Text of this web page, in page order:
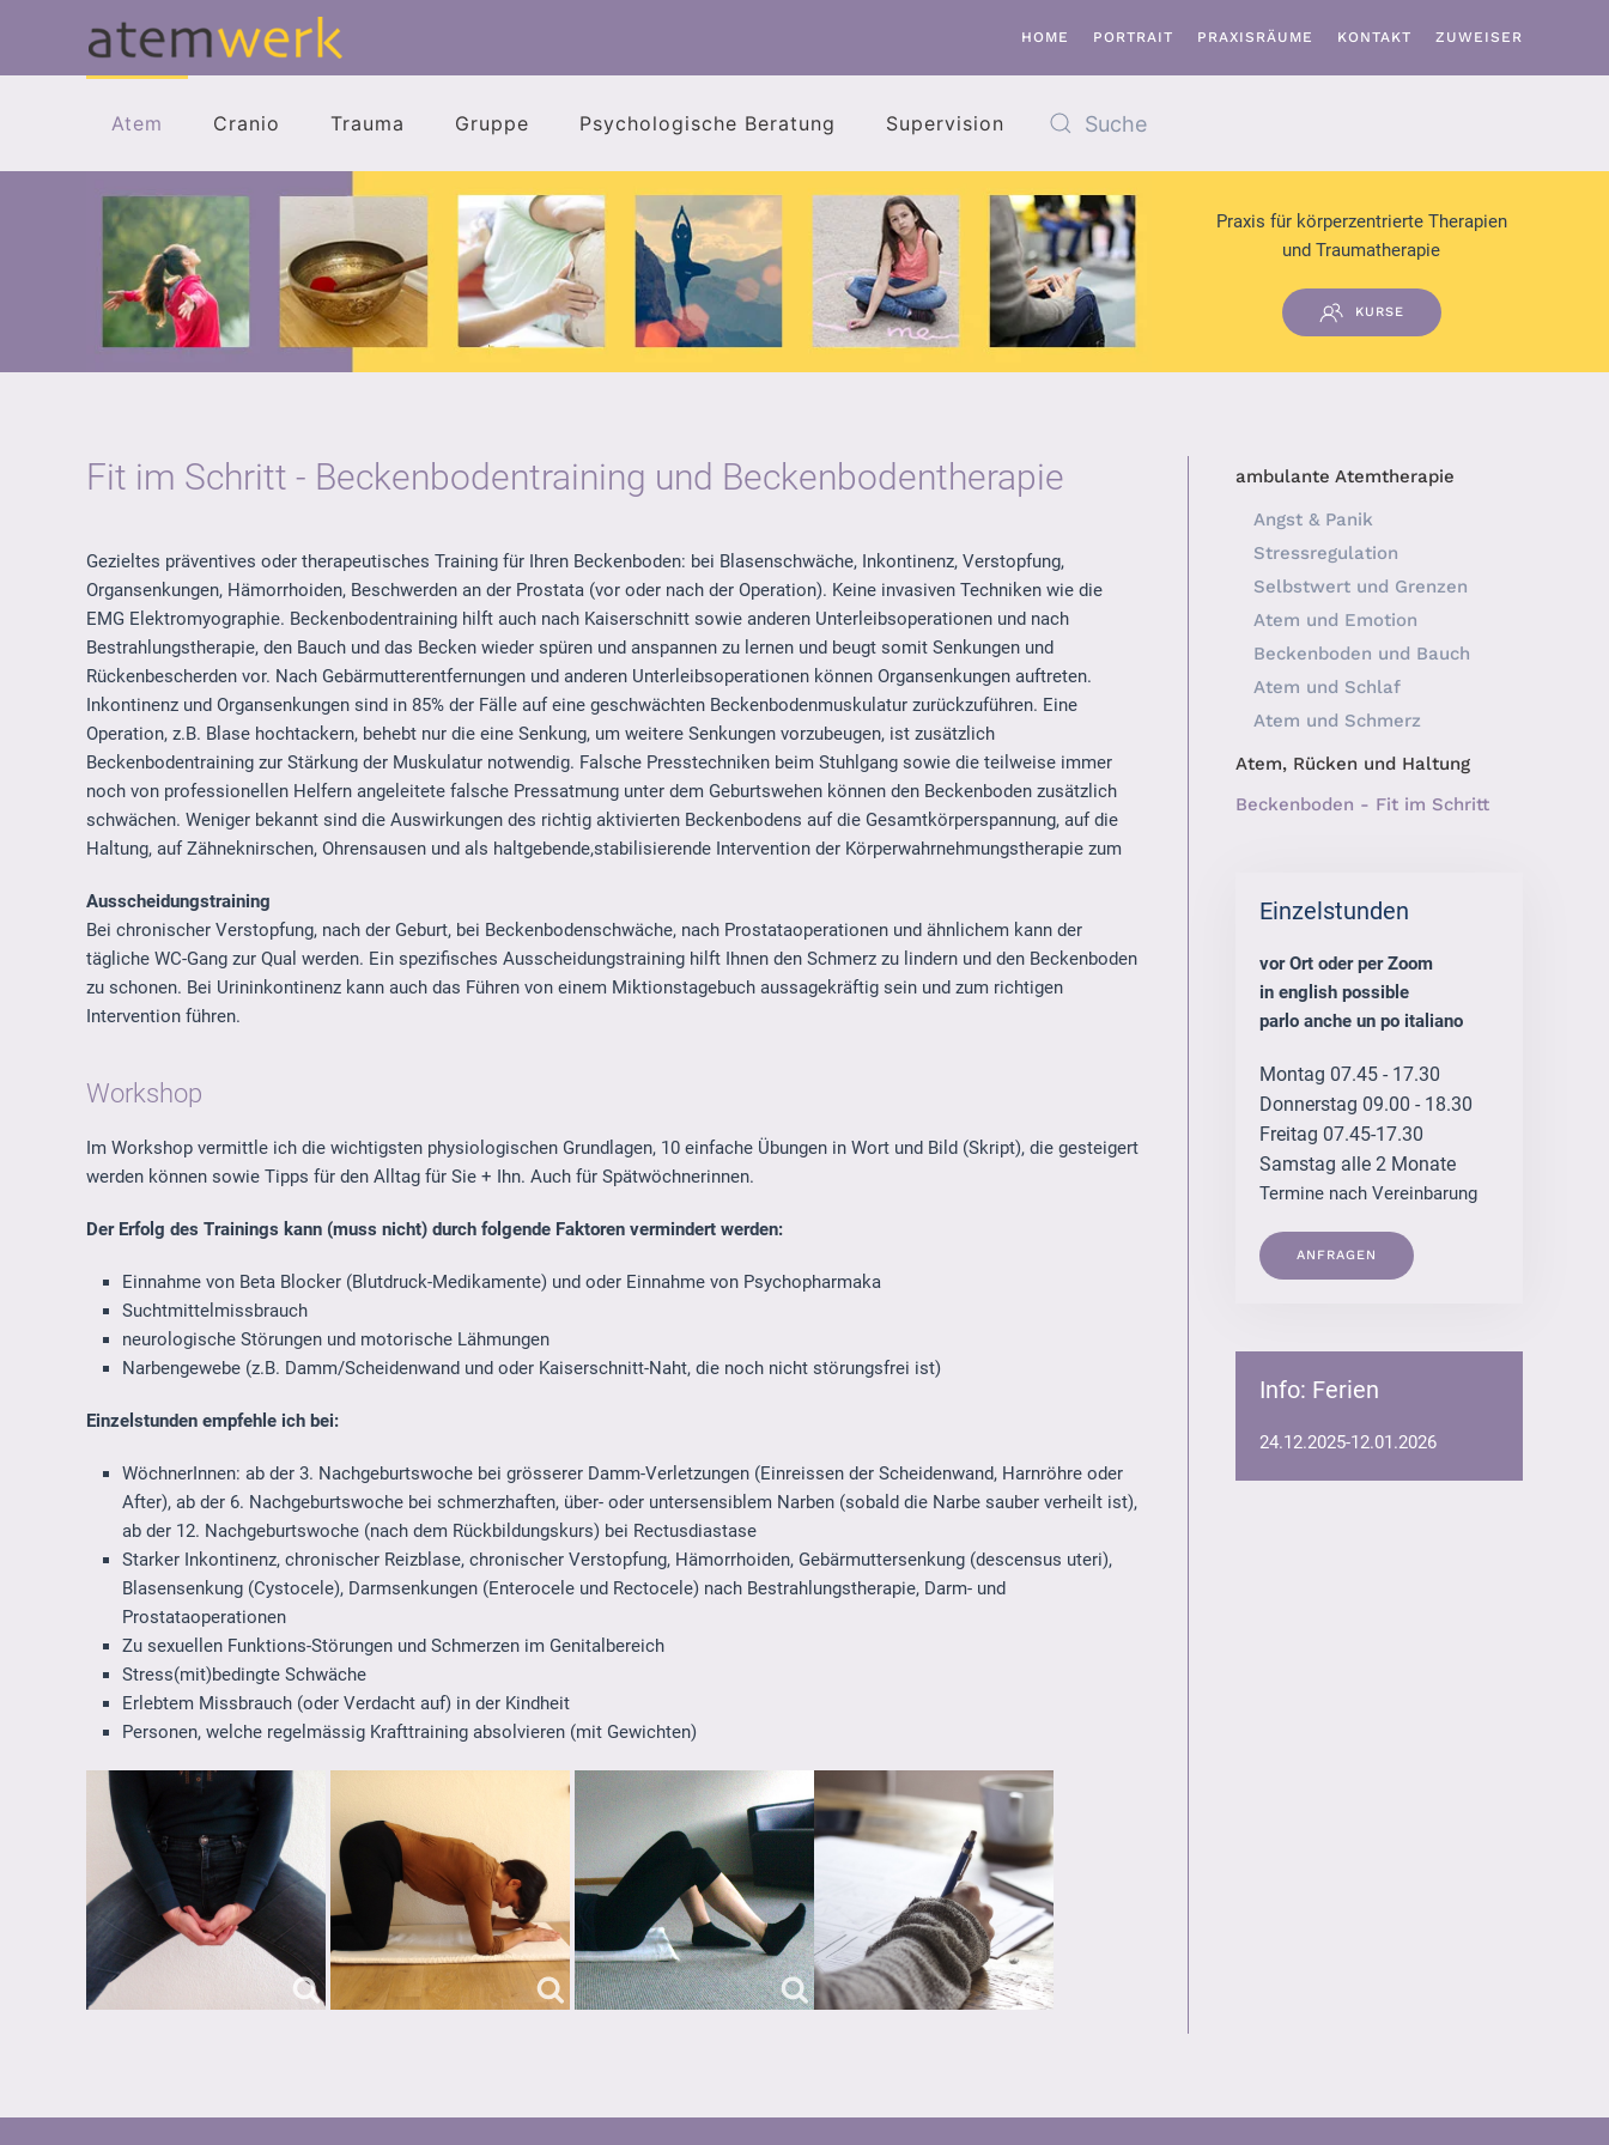
Zum Hauptinhalt springen
HOME PORTRAIT PRAXISRÄUME KONTAKT ZUWEISER
Atem Cranio Trauma Gruppe Psychologische Beratung Supervision
Praxis für körperzentrierte Therapien
und Traumatherapie
KURSE
Fit im Schritt - Beckenbodentraining und Beckenbodentherapie
Gezieltes präventives oder therapeutisches Training für Ihren Beckenboden: bei Blasenschwäche, Inkontinenz, Verstopfung,
Organsenkungen, Hämorrhoiden, Beschwerden an der Prostata (vor oder nach der Operation). Keine invasiven Techniken wie die
EMG Elektromyographie. Beckenbodentraining hilft auch nach Kaiserschnitt sowie anderen Unterleibsoperationen und nach
Bestrahlungstherapie, den Bauch und das Becken wieder spüren und anspannen zu lernen und beugt somit Senkungen und
Rückenbescherden vor. Nach Gebärmutterentfernungen und anderen Unterleibsoperationen können Organsenkungen auftreten.
Inkontinenz und Organsenkungen sind in 85% der Fälle auf eine geschwächten Beckenbodenmuskulatur zurückzuführen. Eine
Operation, z.B. Blase hochtackern, behebt nur die eine Senkung, um weitere Senkungen vorzubeugen, ist zusätzlich
Beckenbodentraining zur Stärkung der Muskulatur notwendig. Falsche Presstechniken beim Stuhlgang sowie die teilweise immer
noch von professionellen Helfern angeleitete falsche Pressatmung unter dem Geburtswehen können den Beckenboden zusätzlich
schwächen. Weniger bekannt sind die Auswirkungen des richtig aktivierten Beckenbodens auf die Gesamtkörperspannung, auf die
Haltung, auf Zähneknirschen, Ohrensausen und als haltgebende,stabilisierende Intervention der Körperwahrnehmungstherapie zum
Ausscheidungstraining
Bei chronischer Verstopfung, nach der Geburt, bei Beckenbodenschwäche, nach Prostataoperationen und ähnlichem kann der
tägliche WC-Gang zur Qual werden. Ein spezifisches Ausscheidungstraining hilft Ihnen den Schmerz zu lindern und den Beckenboden
zu schonen. Bei Urininkontinenz kann auch das Führen von einem Miktionstagebuch aussagekräftig sein und zum richtigen
Intervention führen.
Workshop
Im Workshop vermittle ich die wichtigsten physiologischen Grundlagen, 10 einfache Übungen in Wort und Bild (Skript), die gesteigert
werden können sowie Tipps für den Alltag für Sie + Ihn. Auch für Spätwöchnerinnen.
Der Erfolg des Trainings kann (muss nicht) durch folgende Faktoren vermindert werden:
Einnahme von Beta Blocker (Blutdruck-Medikamente) und oder Einnahme von Psychopharmaka
Suchtmittelmissbrauch
neurologische Störungen und motorische Lähmungen
Narbengewebe (z.B. Damm/Scheidenwand und oder Kaiserschnitt-Naht, die noch nicht störungsfrei ist)
Einzelstunden empfehle ich bei:
WöchnerInnen: ab der 3. Nachgeburtswoche bei grösserer Damm-Verletzungen (Einreissen der Scheidenwand, Harnröhre oder
After), ab der 6. Nachgeburtswoche bei schmerzhaften, über- oder untersensiblem Narben (sobald die Narbe sauber verheilt ist),
ab der 12. Nachgeburtswoche (nach dem Rückbildungskurs) bei Rectusdiastase
Starker Inkontinenz, chronischer Reizblase, chronischer Verstopfung, Hämorrhoiden, Gebärmuttersenkung (descensus uteri),
Blasensenkung (Cystocele), Darmsenkungen (Enterocele und Rectocele) nach Bestrahlungstherapie, Darm- und
Prostataoperationen
Zu sexuellen Funktions-Störungen und Schmerzen im Genitalbereich
Stress(mit)bedingte Schwäche
Erlebtem Missbrauch (oder Verdacht auf) in der Kindheit
Personen, welche regelmässig Krafttraining absolvieren (mit Gewichten)
ambulante Atemtherapie
Angst & Panik
Stressregulation
Selbstwert und Grenzen
Atem und Emotion
Beckenboden und Bauch
Atem und Schlaf
Atem und Schmerz
Atem, Rücken und Haltung
Beckenboden - Fit im Schritt
Einzelstunden
vor Ort oder per Zoom
in english possible
parlo anche un po italiano
Montag 07.45 - 17.30
Donnerstag 09.00 - 18.30
Freitag 07.45-17.30
Samstag alle 2 Monate
Termine nach Vereinbarung
ANFRAGEN
Info: Ferien
24.12.2025-12.01.2026